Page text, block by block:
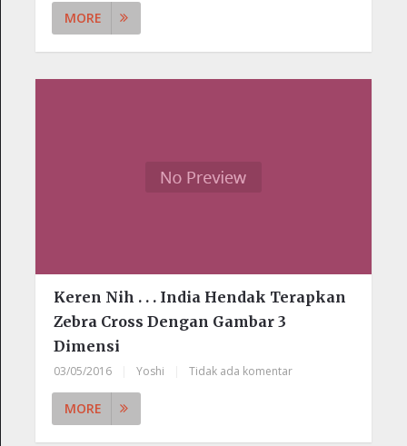
MORE
Keren Nih . . . India Hendak Terapkan
Zebra Cross Dengan Gambar 3
Dimensi
03/05/2016 Yoshi Tidak ada komentar
MORE